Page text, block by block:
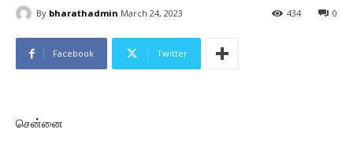
By bharathadmin March 24, 2023 0
434
Facebook Twitter
சென்னை